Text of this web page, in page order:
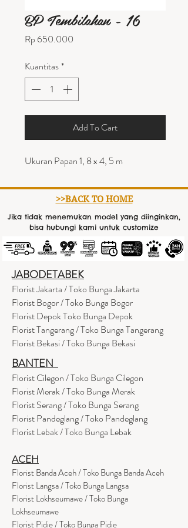
BP Tembilahan - 16
Rp 650.000
Kuantitas*
Add To Cart
Ukuran Papan 1, 8 x 4, 5 m
>>BACK TO HOME
Jika tidak menemukan model yang diinginkan,
bisa hubungi kami untuk customize
JABODETABEK
Florist Jakarta / Toko Bunga Jakarta
Florist Bogor / Toko Bunga Bogor
Florist Depok Toko Bunga Depok
Florist Tangerang / Toko Bunga Tangerang
Florist Bekasi / Toko Bunga Bekasi
BANTEN
Florist Cilegon / Toko Bunga Cilegon
Florist Merak / Toko Bunga Merak
Florist Serang / Toko Bunga Serang
Florist Pandeglang / Toko Pandeglang
Florist Lebak / Toko Bunga Lebak
ACEH
Florist Banda Aceh / Toko Bunga Banda Aceh
Florist Langsa / Toko Bunga Langsa
Florist Lokhseumawe / Toko Bunga
Lokhseumawe
Florist Pidie / Toko Bunga Pidie